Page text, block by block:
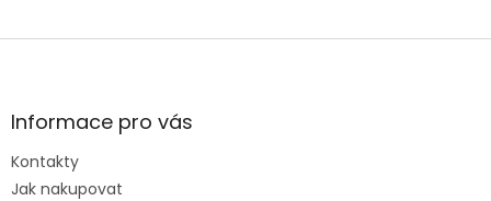
Z
aInformace pro vás
Kontakty
Jak nakupovat